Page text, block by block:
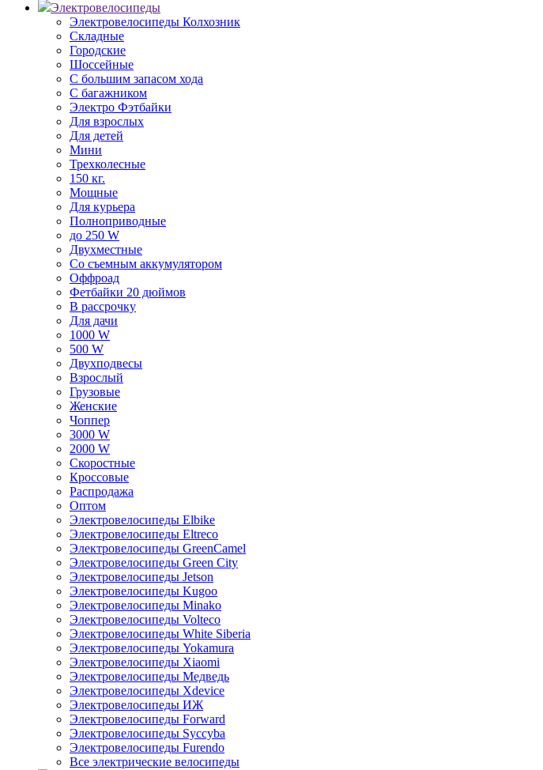
Электровелосипеды
Электровелосипеды Колхозник
Складные
Городские
Шоссейные
С большим запасом хода
С багажником
Электро Фэтбайки
Для взрослых
Для детей
Мини
Трехколесные
150 кг.
Мощные
Для курьера
Полноприводные
до 250 W
Двухместные
Со съемным аккумулятором
Оффроад
Фетбайки 20 дюймов
В рассрочку
Для дачи
1000 W
500 W
Двухподвесы
Взрослый
Грузовые
Женские
Чоппер
3000 W
2000 W
Скоростные
Кроссовые
Распродажа
Оптом
Электровелосипеды Elbike
Электровелосипеды Eltreco
Электровелосипеды GreenCamel
Электровелосипеды Green City
Электровелосипеды Jetson
Электровелосипеды Kugoo
Электровелосипеды Minako
Электровелосипеды Volteco
Электровелосипеды White Siberia
Электровелосипеды Yokamura
Электровелосипеды Xiaomi
Электровелосипеды Медведь
Электровелосипеды Xdevice
Электровелосипеды ИЖ
Электровелосипеды Forward
Электровелосипеды Syccyba
Электровелосипеды Furendo
Все электрические велосипеды